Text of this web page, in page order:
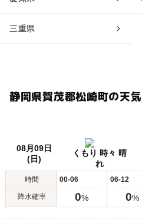
三重県
静岡県賀茂郡松崎町の天気
08月09日
(日)
くもり 時々 晴
れ
時間 00-06 06-12
降水確率 0% 0%